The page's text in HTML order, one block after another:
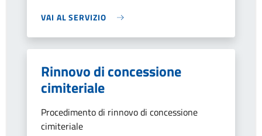
VAI AL SERVIZIO
Rinnovo di concessione
cimiteriale
Procedimento di rinnovo di concessione
cimiteriale